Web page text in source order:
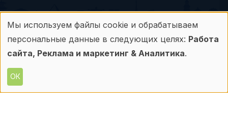
Пользовательское
соглашение
Политика
конфиденциальности
Любое использование материалов с данного
Использование
персональных
данных
и
Мы используем файлы cookie и обрабатываем
персональные данные в следующих целях: Работа
сайта, Реклама и маркетинг & Аналитика.
ОК